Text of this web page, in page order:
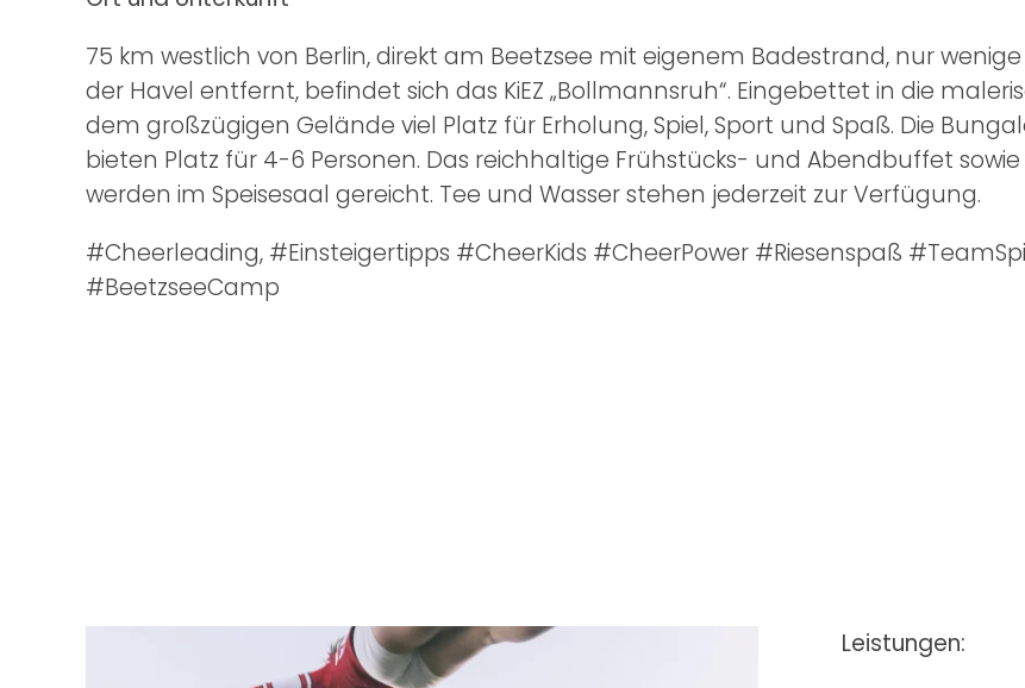
75 km westlich von Berlin, direkt am Beetzsee mit eigenem Badestrand, nur
der Havel entfernt, befindet sich das KiEZ „Bollmannsruh“. Eingebettet in die
dem großzügigen Gelände viel Platz für Erholung, Spiel, Sport und Spaß. Die
bieten Platz für 4-6 Personen. Das reichhaltige Frühstücks- und Abendbuffet
werden im Speisesaal gereicht. Tee und Wasser stehen jederzeit zur Verfügung.
#Cheerleading, #Einsteigertipps #CheerKids #CheerPower #Riesenspaß
#BeetzseeCamp
Leistungen: